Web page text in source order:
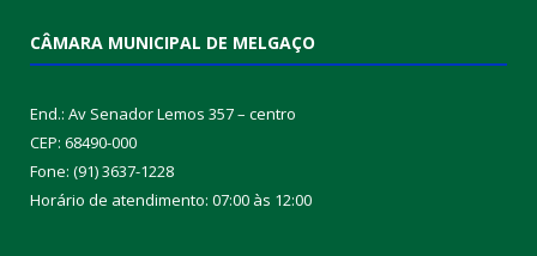
CÂMARA MUNICIPAL DE MELGAÇO
End.: Av Senador Lemos 357 – centro
CEP: 68490-000
Fone: (91) 3637-1228
Horário de atendimento: 07:00 às 12:00